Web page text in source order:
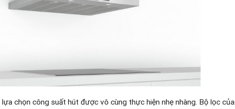
lựa chọn công suất hút được vô cùng thực hiện nhẹ nhàng. Bộ lọc của